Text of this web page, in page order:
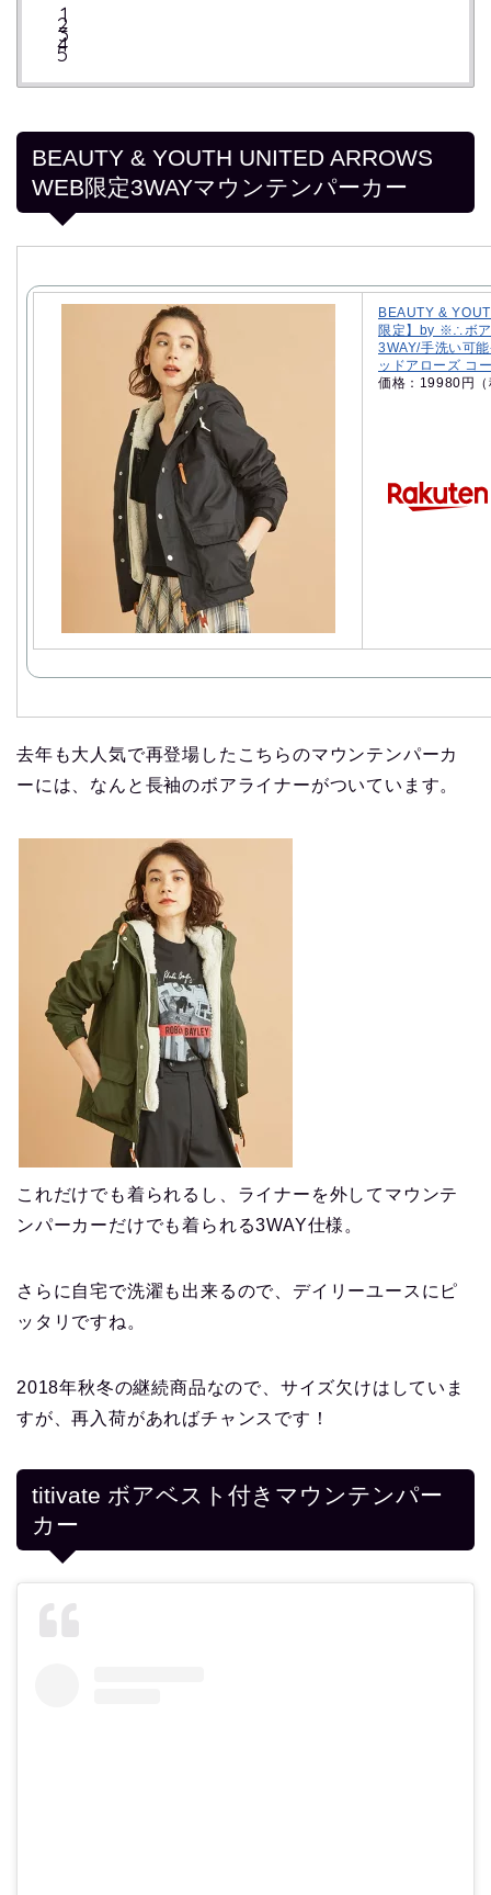
BEAUTY & YOUTH UNITED ARROWS
WEB限定3WAYマウンテンパーカー
BEAUTY &
限定】by ※∴ボア
3WAY/手洗い可
ッドアローズ コ
価格：19980円
去年も大人気で再登場したこちらのマウンテンパーカ
ーには、なんと長袖のボアライナーがついています。
これだけでも着られるし、ライナーを外してマウンテ
ンパーカーだけでも着られる3WAY仕様。
さらに自宅で洗濯も出来るので、デイリーユースにピ
ッタリですね。
2018年秋冬の継続商品なので、サイズ欠けはしていま
すが、再入荷があればチャンスです！
titivate ボアベスト付きマウンテンパー
カー